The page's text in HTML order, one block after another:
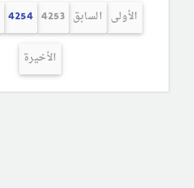
الأولى السابق 4253
4254
الأخيرة